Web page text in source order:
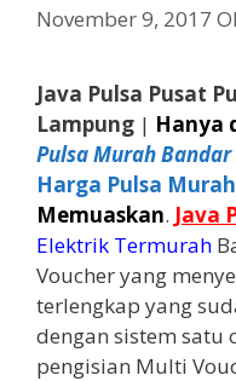
November 9, 2017
Java Pulsa Pusat
Lampung | Hanya
Pulsa Murah
Harga Pulsa Murah
Memuaskan. Java
Elektrik Termurah
Voucher yang
terlengkap yang
dengan sistem satu
pengisian Multi